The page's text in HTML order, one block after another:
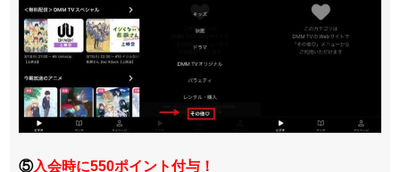
⑤入会時に550ポイント付与！